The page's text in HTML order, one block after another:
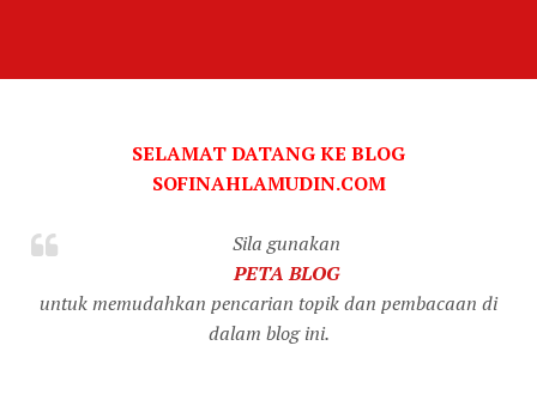
SELAMAT DATANG KE BLOG
SOFINAHLAMUDIN.COM
Sila gunakan
PETA BLOG
untuk memudahkan pencarian topik dan pembacaan di
dalam blog ini.